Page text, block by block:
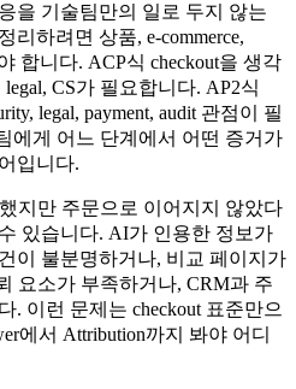
을 기술팀만의 일로 두지 않는
리하려면 상품, e-commerce,
합니다. ACP식 checkout을 생각
legal, CS가 필요합니다. AP2식
legal, payment, audit 관점이 필
에게 어느 단계에서 어떤 증거가
입니다.
지만 주문으로 이어지지 않았다
있습니다. AI가 인용한 정보가
이 불분명하거나, 비교 페이지가
요소가 부족하거나, CRM과 주
. 이런 문제는 checkout 표준만으
에서 Attribution까지 봐야 어디